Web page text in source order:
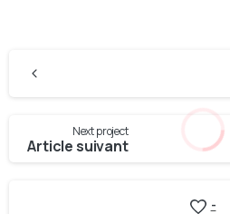
Next project
Article suivant
-